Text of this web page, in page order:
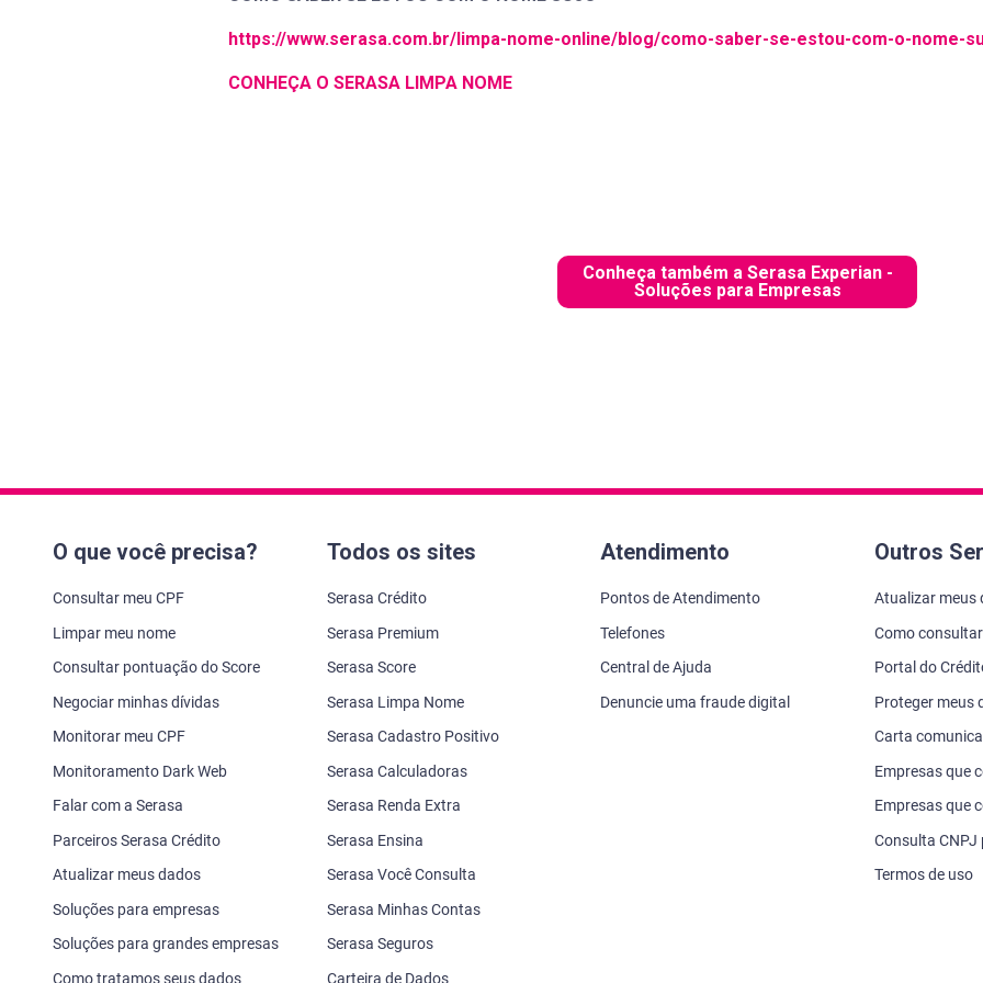
https://www.serasa.com.br/limpa-nome-online/blog/como-saber-se-estou-com-o-nome-
CONHEÇA O SERASA LIMPA NOME
Conheça também a Serasa Experian -
Soluções para Empresas
O que você precisa?
Consultar meu CPF
Limpar meu nome
Consultar pontuação do Score
Negociar minhas dívidas
Monitorar meu CPF
Monitoramento Dark Web
Falar com a Serasa
Parceiros Serasa Crédito
Atualizar meus dados
Soluções para empresas
Soluções para grandes empresas
Como tratamos seus dados
Todos os sites
Serasa Crédito
Serasa Premium
Serasa Score
Serasa Limpa Nome
Serasa Cadastro Positivo
Serasa Calculadoras
Serasa Renda Extra
Serasa Ensina
Serasa Você Consulta
Serasa Minhas Contas
Serasa Seguros
Carteira de Dados
Atendimento
Pontos de Atendimento
Telefones
Central de Ajuda
Denuncie uma fraude digital
Outros
Atualizar meus
Como
Portal do
Proteger meus
Carta
Empresas que
Empresas que
Consulta CNPJ
Termos de uso